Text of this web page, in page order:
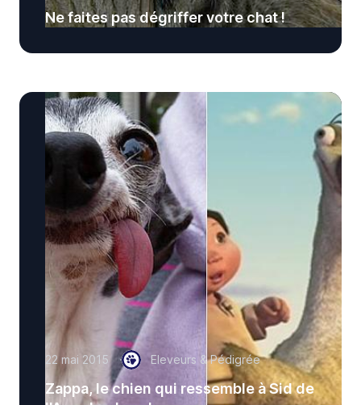
Ne faites pas dégriffer votre chat !
22 mai 2015 Eleveurs & Pédigrée
Zappa, le chien qui ressemble à Sid de